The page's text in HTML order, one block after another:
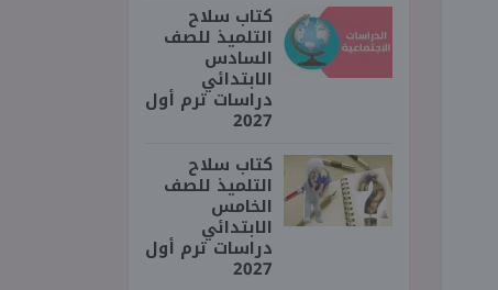
كتاب سلاح
التلميذ للصف
السادس
الابتدائي
دراسات ترم أول
2027
كتاب سلاح
التلميذ للصف
الخامس
الابتدائي
دراسات ترم أول
2027